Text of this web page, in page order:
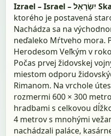
Izrael – Israel – יִשְׂרָאֵל
ktorého je postavená
Nachádza sa na
neďaleko Mŕtveho mora.
Herodesom Veľkým v
Počas prvej židovskej
miestom odporu
Rimanom. Na vrchole
rozmermi 600 × 300
hradbami s celkovou
4 metrov s mnohými
nachádzali paláce,